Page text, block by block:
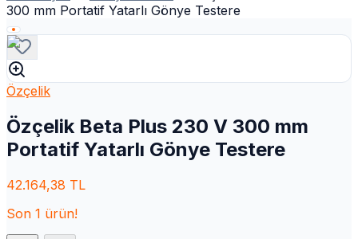
300 mm Portatif Yatarlı Gönye Testere
Özçelik
Özçelik Beta Plus 230 V 300 mm
Portatif Yatarlı Gönye Testere
42.164,38 TL
Son 1 ürün!